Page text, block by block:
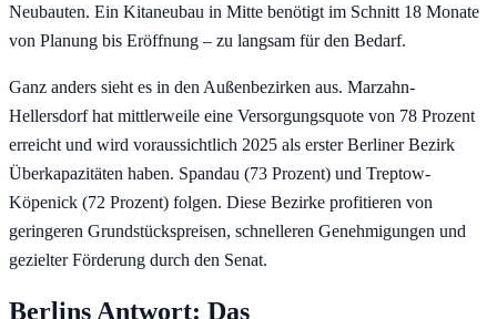
Neubauten. Ein Kitaneubau in Mitte benötigt im Schnitt 18 Monate
von Planung bis Eröffnung – zu langsam für den Bedarf.
Ganz anders sieht es in den Außenbezirken aus. Marzahn-
Hellersdorf hat mittlerweile eine Versorgungsquote von 78 Prozent
erreicht und wird voraussichtlich 2025 als erster Berliner Bezirk
Überkapazitäten haben. Spandau (73 Prozent) und Treptow-
Köpenick (72 Prozent) folgen. Diese Bezirke profitieren von
geringeren Grundstückspreisen, schnelleren Genehmigungen und
gezielter Förderung durch den Senat.
Berlins Antwort: Das